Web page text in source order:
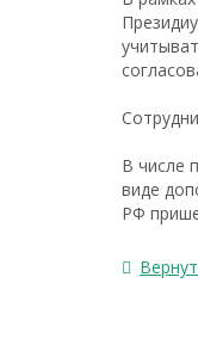
В числе
виде
РФ